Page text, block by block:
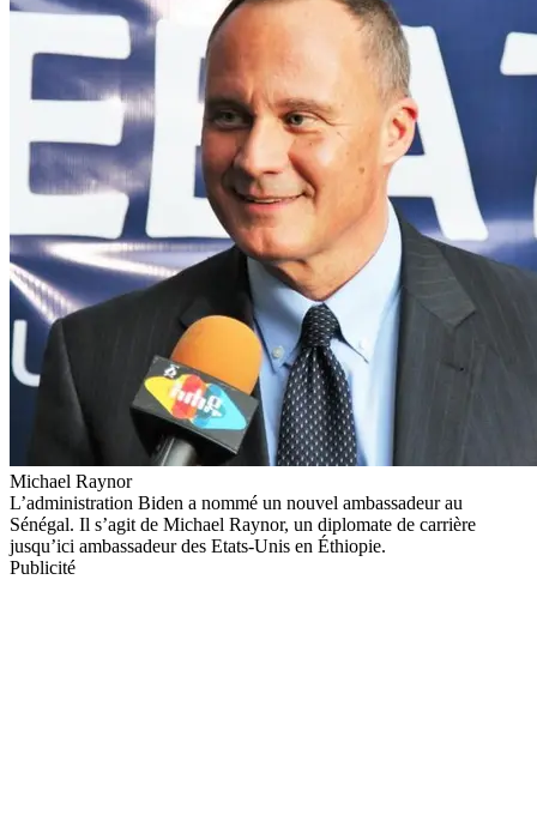
Michael Raynor
L’administration Biden a nommé un nouvel ambassadeur au
Sénégal. Il s’agit de Michael Raynor, un diplomate de carrière
jusqu’ici ambassadeur des Etats-Unis en Éthiopie.
Publicité